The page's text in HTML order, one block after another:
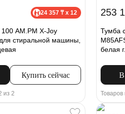
24 357 ₸ x 12
AM.PM X-Joy
стиральной машины,
Купить сейчас
из 2
253
Тумба
белая
В
Товаров